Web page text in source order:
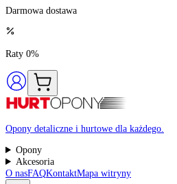
Darmowa dostawa
Raty 0%
Opony detaliczne i hurtowe dla każdego.